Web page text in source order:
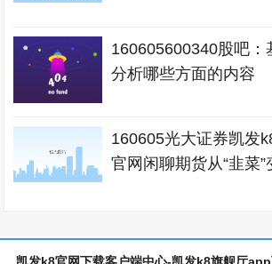
160605600340股吧：
分析哪些方面的内容
160605光大证券凯发
官网闲聊期货从“韭菜”